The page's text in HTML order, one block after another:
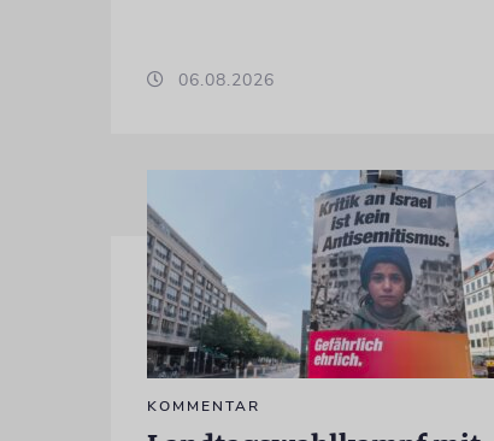
06.08.2026
KOMMENTAR